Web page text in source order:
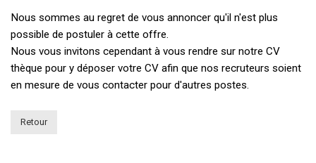
Nous sommes au regret de vous annoncer qu'il n'est plus
possible de postuler à cette offre.
Nous vous invitons cependant à vous rendre sur notre CV
thèque pour y déposer votre CV afin que nos recruteurs soient
en mesure de vous contacter pour d'autres postes.
Retour